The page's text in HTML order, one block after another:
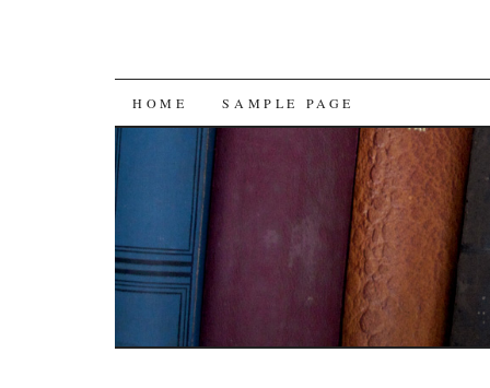
SKIP
CONTENT
HOME SAMPLE PAGE